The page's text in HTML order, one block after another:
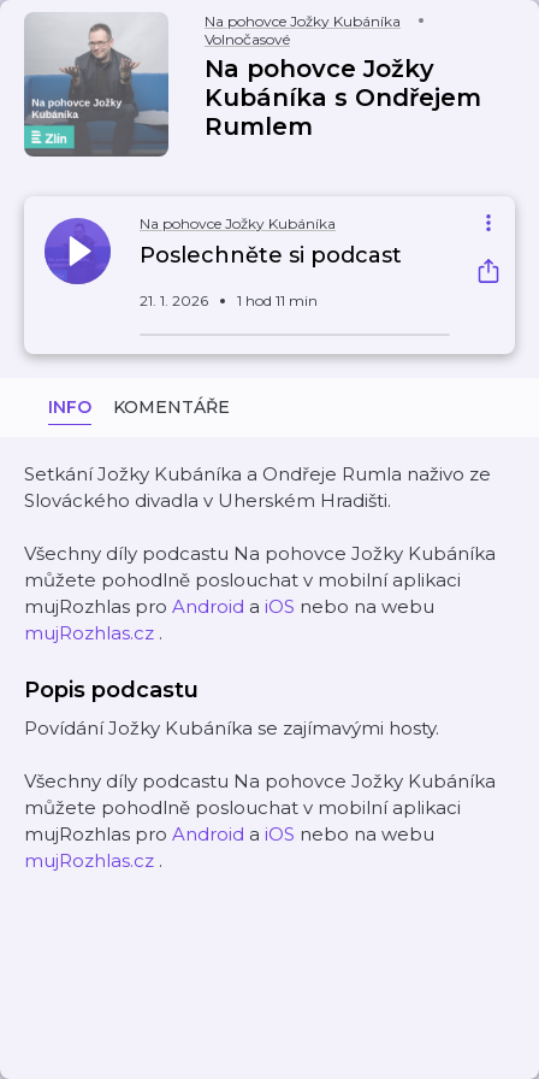
Na pohovce Jožky Kubáníka
Volnočasové
Na pohovce Jožky
Kubáníka s Ondřejem
Rumlem
Na pohovce Jožky Kubáníka
Poslechněte si podcast
21. 1. 2026 1 hod 11 min
INFO KOMENTÁŘE
Setkání Jožky Kubáníka a Ondřeje Rumla naživo ze
Slováckého divadla v Uherském Hradišti.
Všechny díly podcastu Na pohovce Jožky Kubáníka
můžete pohodlně poslouchat v mobilní aplikaci
mujRozhlas pro Android a iOS nebo na webu
mujRozhlas.cz .
Popis podcastu
Povídání Jožky Kubáníka se zajímavými hosty.
Všechny díly podcastu Na pohovce Jožky Kubáníka
můžete pohodlně poslouchat v mobilní aplikaci
mujRozhlas pro Android a iOS nebo na webu
mujRozhlas.cz .